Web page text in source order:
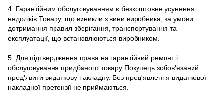
4. Гарантійним обслуговуванням є безкоштовне усунення
недоліків Товару, що виникли з вини виробника, за умови
дотримання правил зберігання, транспортування та
експлуатації, що встановлюються виробником.
5. Для підтвердження права на гарантійний ремонт і
обслуговування придбаного товару Покупець зобов'язаний
пред'явити видаткову накладну. Без пред'явлення видаткової
накладної претензії не приймаються.